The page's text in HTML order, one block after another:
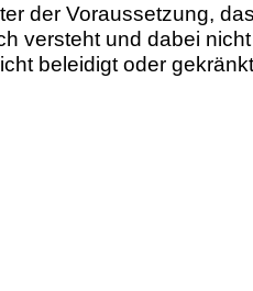
der Voraussetzung,
versteht und dabei
beleidigt oder